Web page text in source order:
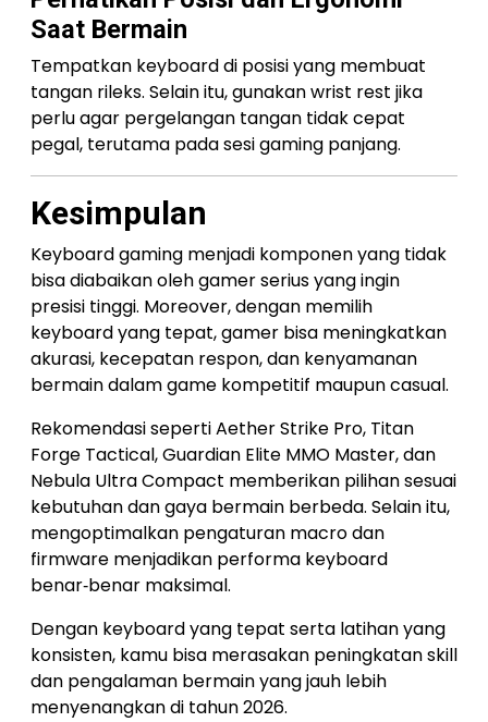
Saat Bermain
Tempatkan keyboard di posisi yang membuat
tangan rileks. Selain itu, gunakan wrist rest jika
perlu agar pergelangan tangan tidak cepat
pegal, terutama pada sesi gaming panjang.
Kesimpulan
Keyboard gaming menjadi komponen yang tidak
bisa diabaikan oleh gamer serius yang ingin
presisi tinggi. Moreover, dengan memilih
keyboard yang tepat, gamer bisa meningkatkan
akurasi, kecepatan respon, dan kenyamanan
bermain dalam game kompetitif maupun casual.
Rekomendasi seperti Aether Strike Pro, Titan
Forge Tactical, Guardian Elite MMO Master, dan
Nebula Ultra Compact memberikan pilihan sesuai
kebutuhan dan gaya bermain berbeda. Selain itu,
mengoptimalkan pengaturan macro dan
firmware menjadikan performa keyboard
benar‑benar maksimal.
Dengan keyboard yang tepat serta latihan yang
konsisten, kamu bisa merasakan peningkatan skill
dan pengalaman bermain yang jauh lebih
menyenangkan di tahun 2026.